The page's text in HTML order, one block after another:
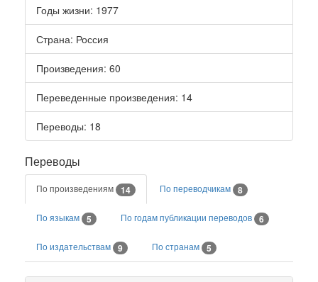
Годы жизни: 1977
Страна: Россия
Произведения: 60
Переведенные произведения: 14
Переводы: 18
Переводы
По произведениям 14 По переводчикам 8
По языкам 5 По годам публикации переводов 6
По издательствам 9 По странам 5